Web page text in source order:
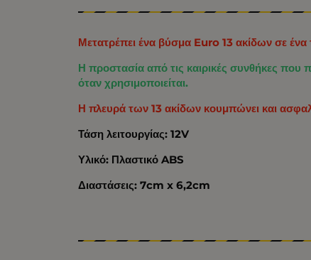
Μετατρέπει ένα βύσμα Euro 13 ακίδων σε
Η προστασία από τις καιρικές συνθήκες που
όταν χρησιμοποιείται.
Η πλευρά των 13 ακίδων κουμπώνει και
Τάση λειτουργίας: 12V
Υλικό: Πλαστικό ABS
Διαστάσεις: 7cm x 6,2cm